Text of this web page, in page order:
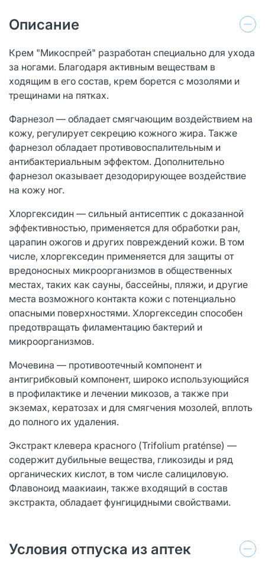
Описание
Крем "Микоспрей" разработан специально для ухода
за ногами. Благодаря активным веществам в
ходящим в его состав, крем борется с мозолями и
трещинами на пятках.
Фарнезол — обладает смягчающим воздействием на
кожу, регулирует секрецию кожного жира. Также
фарнезол обладает противовоспалительным и
антибактериальным эффектом. Дополнительно
фарнезол оказывает дезодорирующее воздействие
на кожу ног.
Хлоргексидин — сильный антисептик с доказанной
эффективностью, применяется для обработки ран,
царапин ожогов и других повреждений кожи. В том
числе, хлоргекседин применяется для защиты от
вредоносных микроорганизмов в общественных
местах, таких как сауны, бассейны, пляжи, и другие
места возможного контакта кожи с потенциально
опасными поверхностями. Хлоргекседин способен
предотвращать филаментацию бактерий и
микроорганизмов.
Мочевина — противоотечный компонент и
антигрибковый компонент, широко использующийся
в профилактике и лечении микозов, а также при
экземах, кератозах и для смягчения мозолей, вплоть
до полного их удаления.
Экстракт клевера красного (Trifolium praténse) —
содержит дубильные вещества, гликозиды и ряд
органических кислот, в том числе салициловую.
Флавоноид маакиаин, также входящий в состав
экстракта, обладает фунгицидными свойствами.
Условия отпуска из аптек